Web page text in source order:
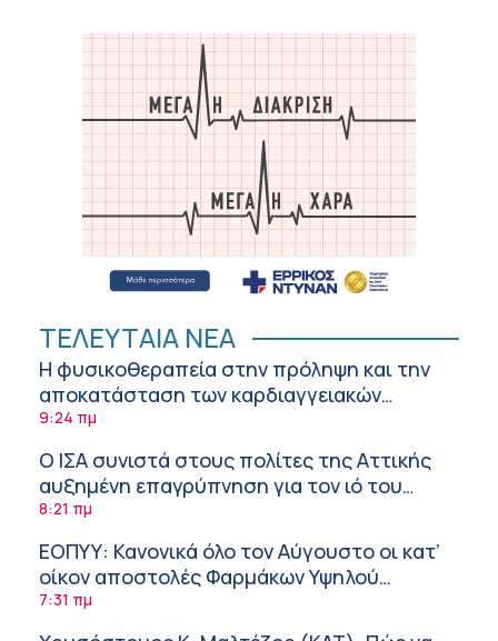
ΤΕΛΕΥΤΑΙΑ ΝΕΑ
Η φυσικοθεραπεία στην πρόληψη και την
αποκατάσταση των καρδιαγγειακών
νοσημάτων και του αγγειακού εγκεφαλικού
9:24 πμ
Ο ΙΣΑ συνιστά στους πολίτες της Αττικής
αυξημένη επαγρύπνηση για τον ιό του
Δυτικού Νείλου
8:21 πμ
ΕΟΠΥΥ: Κανονικά όλο τον Αύγουστο οι κατ’
οίκον αποστολές Φαρμάκων Υψηλού
Κόστους
7:31 πμ